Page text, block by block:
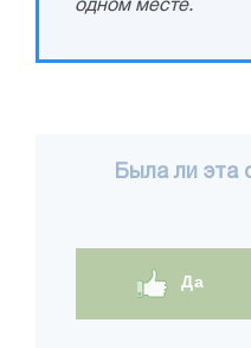
одном месте.
Была ли эта
Да